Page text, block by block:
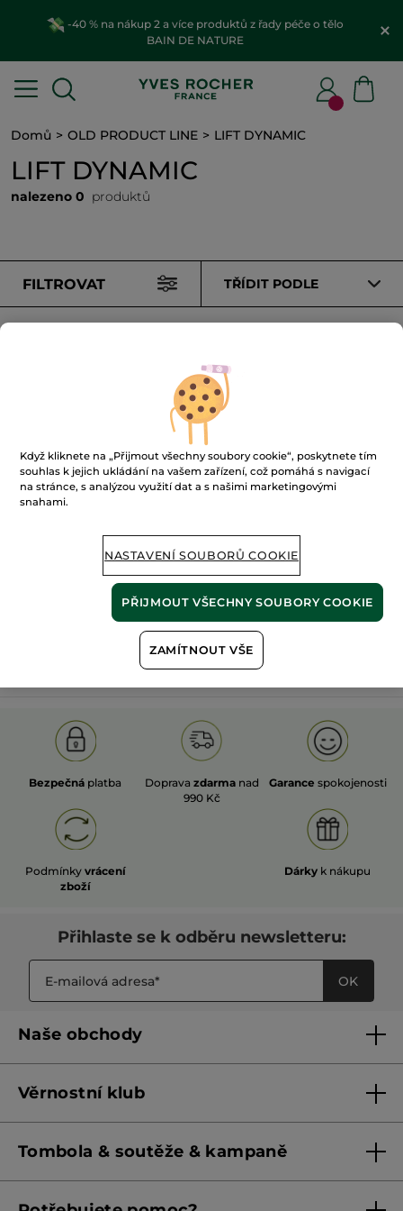
-40 % na nákup 2 a více produktů z řady péče o tělo
BAIN DE NATURE
Domů OLD PRODUCT LINE LIFT DYNAMIC
LIFT DYNAMIC
nalezeno 0 produktů
FILTROVAT TŘÍDIT PODLE
Zobrazit více
OLD PRODUCT LINE LES DEODORANTS NAT.
Bezpečná platba Doprava zdarma nad
990 Kč
Garance spokojenosti
Podmínky vrácení
zboží
Dárky k nákupu
Přihlaste se k odběru newsletteru:
OK
Naše obchody
Franšízing
Věrnostní klub
Pravidla věrnostního klubu od 1. 6. 2026
Tombola & soutěže & kampaně
Když kliknete na „Přijmout všechny soubory cookie“, poskytnete tím
souhlas k jejich ukládání na vašem zařízení, což pomáhá s navigací
na stránce, s analýzou využití dat a s našimi marketingovými
snahami.
NASTAVENÍ SOUBORŮ COOKIE
ZAMÍTNOUT VŠE
PŘIJMOUT VŠECHNY SOUBORY COOKIE